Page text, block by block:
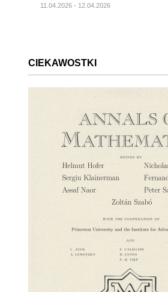
11.04.2026 - 12.04.2026
CIEKAWOSTKI